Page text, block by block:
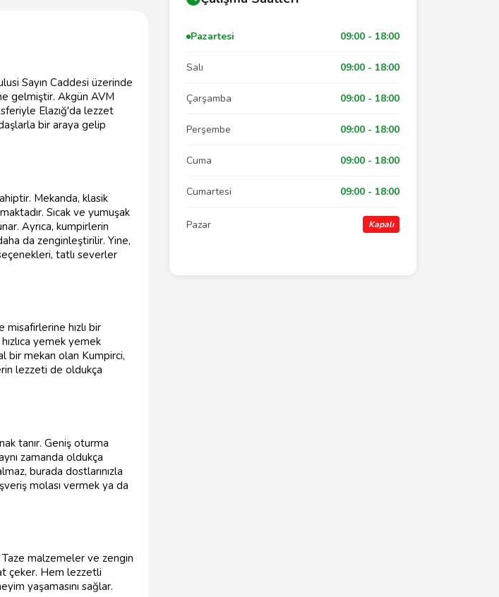
Sayın Caddesi üzerinde
gelmiştir. Akgün AVM
Elazığ'da lezzet
bir araya gelip
Mekanda, klasik
Sıcak ve yumuşak
Ayrıca, kumpirlerin
da zenginleştirilir. Yine,
tatlı severler
misafirlerine hızlı bir
yemek yemek
bir mekan olan Kumpirci,
lezzeti de oldukça
tanır. Geniş oturma
zamanda oldukça
burada dostlarınızla
molası vermek ya da
malzemeler ve zengin
çeker. Hem lezzetli
yaşamasını sağlar.
Pazartesi 09:00 - 18:00
Salı 09:00 - 18:00
Çarşamba 09:00 - 18:00
Perşembe 09:00 - 18:00
Cuma 09:00 - 18:00
Cumartesi 09:00 - 18:00
Pazar Kapalı